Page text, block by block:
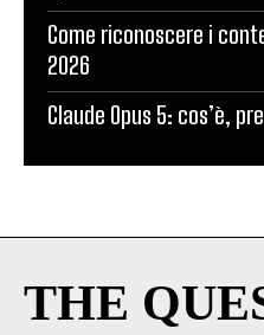
Come riconoscere i
2026
Claude Opus 5: cos’è,
THE